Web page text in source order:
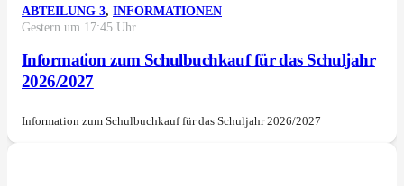
ABTEILUNG 3, INFORMATIONEN
Gestern um 17:45 Uhr
Information zum Schulbuchkauf für das Schuljahr
2026/2027
Information zum Schulbuchkauf für das Schuljahr 2026/2027